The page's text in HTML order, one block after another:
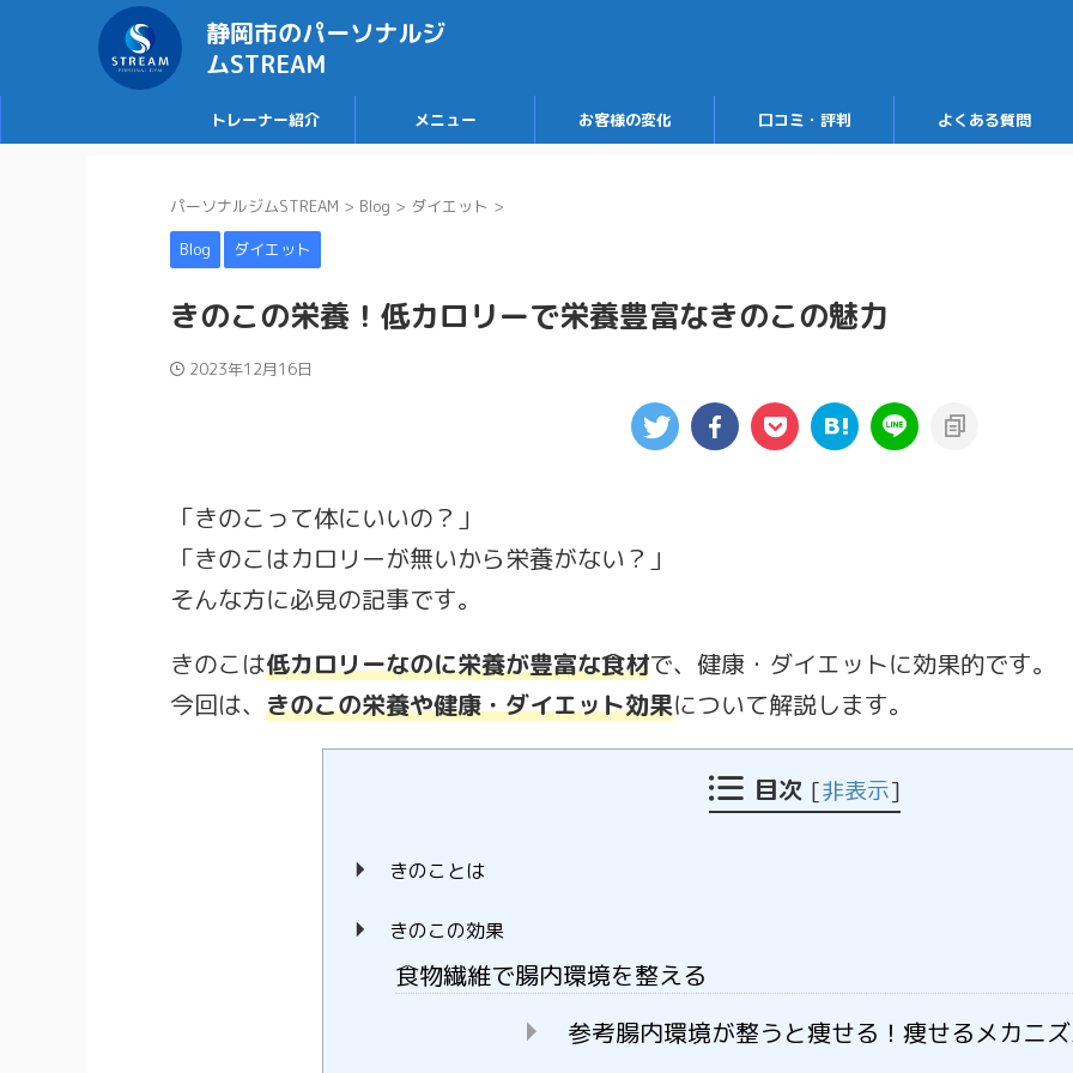
静岡市のパーソナルジ
ムSTREAM
トレーナー紹介 メニュー お客様の変化 口コミ・評判 よくある質問
パーソナルジムSTREAM > Blog > ダイエット >
Blog
ダイエット
きのこの栄養！低カロリーで栄養豊富なきのこの魅力
2023年12月16日
「きのこって体にいいの？」
「きのこはカロリーが無いから栄養がない？」
そんな方に必見の記事です。
きのこは低カロリーなのに栄養が豊富な食材で、健康・ダイエットに効果的です。
今回は、 きのこの栄養や健康・ダイエット効果について解説します。
目次 [非表示]
きのことは
きのこの効果
食物繊維で腸内環境を整える
参考腸内環境が整うと痩せる！痩せるメカニ